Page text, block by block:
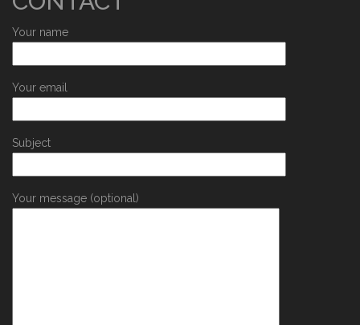
Your name
Your email
Subject
Your message (optional)